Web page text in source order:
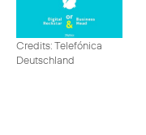
Credits: Telefónica
Deutschland